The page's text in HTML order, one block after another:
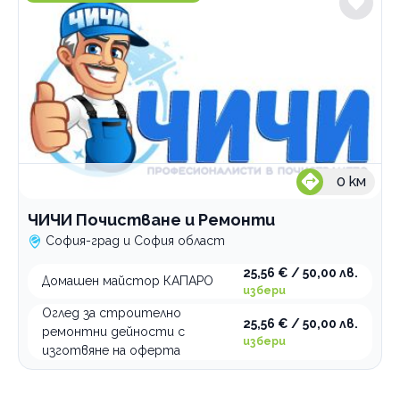
0 км
ЧИЧИ Почистване и Ремонти
София-град и София област
Домашен майстор КАПАРО
25,56 € / 50,00 лв.
избери
Оглед за строително
ремонтни дейности с
изготвяне на оферта
25,56 € / 50,00 лв.
избери